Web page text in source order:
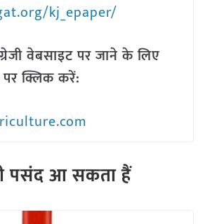
kj_epaper/
वेबसाइट पर जाने के लिए
क्लिक करें:
पसंद आ सकता हैं